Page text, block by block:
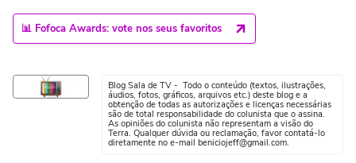
📊 Fofoca Awards: vote nos seus favoritos
Blog Sala de TV - Todo o conteúdo (textos, ilustrações,
áudios, fotos, gráficos, arquivos etc.) deste blog e a
obtenção de todas as autorizações e licenças necessárias
são de total responsabilidade do colunista que o assina.
As opiniões do colunista não representam a visão do
Terra. Qualquer dúvida ou reclamação, favor contatá-lo
diretamente no e-mail beniciojeff@gmail.com.